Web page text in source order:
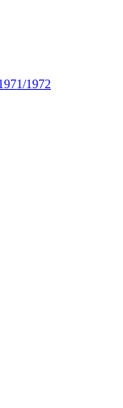
1972